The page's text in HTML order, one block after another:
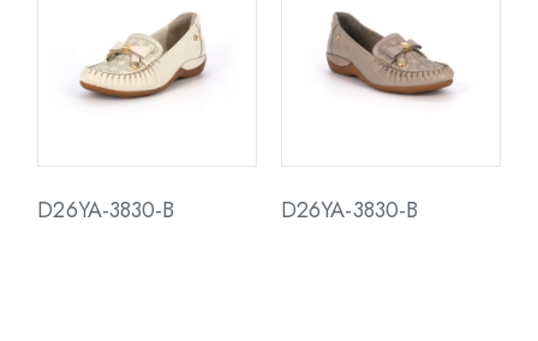
D26YA-3830-B D26YA-3830-B